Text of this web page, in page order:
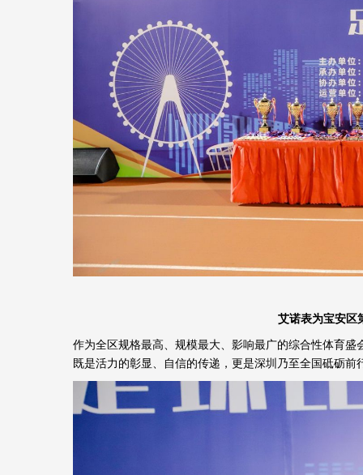
艾诺表为宝安区
作为全区规格最高、规模最大、影响最广的综合性体育盛
既是活力的彰显、
自信的传递，更是深圳乃至全国 砥砺前